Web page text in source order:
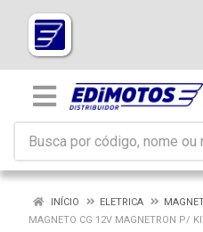
INÍCIO ELETRICA
MAGNETO CG 12V MAGNETRON P/